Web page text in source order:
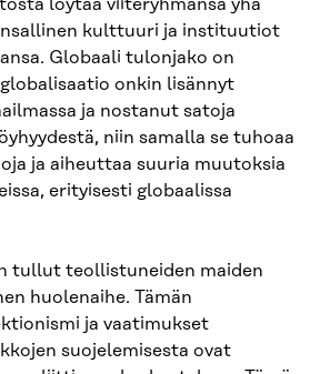
löytää viiteryhmänsä yhä
kulttuuri ja instituutiot
Globaali tulonjako on
onkin lisännyt
ja nostanut satoja
niin samalla se tuhoaa
ja aiheuttaa suuria muutoksia
erityisesti globaalissa
tullut teollistuneiden maiden
huolenaihe. Tämän
ja vaatimukset
suojelemisesta ovat